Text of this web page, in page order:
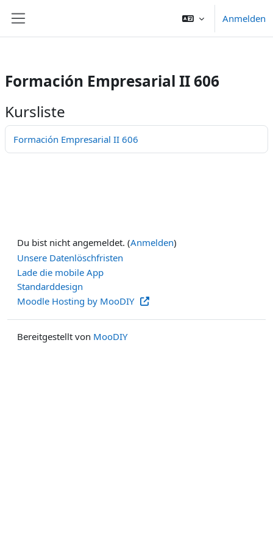
Zum Hauptinhalt
Anmelden
Formación Empresarial II 606
Kursliste
Formación Empresarial II 606
Du bist nicht angemeldet. (Anmelden)
Unsere Datenlöschfristen
Lade die mobile App
Standarddesign
Moodle Hosting by MooDIY
Bereitgestellt von MooDIY